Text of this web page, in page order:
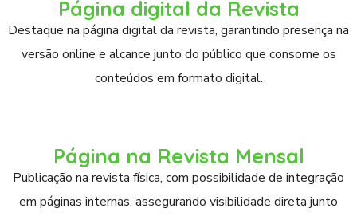
Página digital da Revista
Destaque na página digital da revista, garantindo presença na
versão online e alcance junto do público que consome os
conteúdos em formato digital.
Página na Revista Mensal
Publicação na revista física, com possibilidade de integração
em páginas internas, assegurando visibilidade direta junto